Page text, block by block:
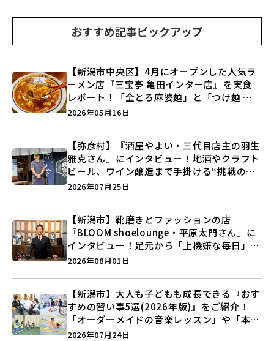
おすすめ記事ピックアップ
【新潟市中央区】4月にオープンした人気ラ
ーメン店『三宝亭 亀田インター店』を実食
レポート！「全とろ麻婆麺」と「つけ麺 極
み」を食べ比べ♪
2026年05月16日
【弥彦村】『酒屋やよい・三代目店主の羽生
雅克さん』にインタビュー！地酒やクラフト
ビール、ワイン醸造まで手掛ける“挑戦の歴
史”に迫る♪
2026年07月25日
【新潟市】靴磨きとファッションの店
『BLOOM shoelounge・平原太門さん』に
インタビュー！足元から「上機嫌な毎日」を
つくる装いの提案とは？
2026年08月01日
【新潟市】大人も子どもも成長できる『おす
すめの習い事5選(2026年版)』をご紹介！
「オーダーメイドの音楽レッスン」や「本格
キックボクシング」で新しい自分を見つけよ
2026年07月24日